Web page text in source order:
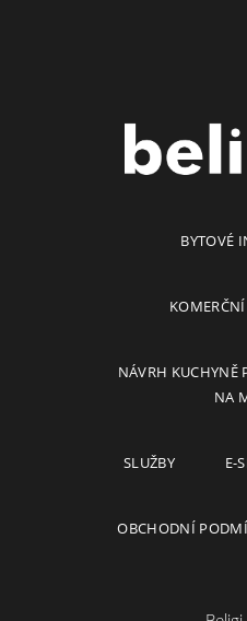
BYTOVÉ
NÁVRH KUCHYNĚ
NA
SLUŽBY E-
OBCHODNÍ